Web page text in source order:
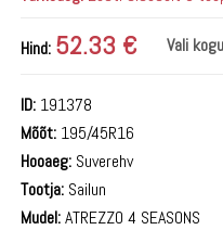
Hind: 52.33 € Vali
ID: 191378
Mõõt: 195/45R16
Hooaeg: Suverehv
Tootja: Sailun
Mudel:ATREZZO 4 SEASONS